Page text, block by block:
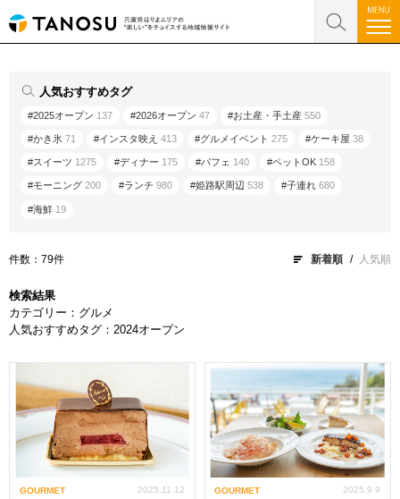
人気おすすめタグ
#2025オープン 137 #2026オープン47 #お土産・手土産550
#かき氷71 #インスタ映え413 #グルメイベント275 #ケーキ屋38
#スイーツ 1275 #ディナー 175 #パフェ 140 #ペットOK 158
#モーニング200 #ランチ980 #姫路駅周辺538 #子連れ680
#海鮮 19
件数：79件 新着順 人気順
検索結果
カテゴリー：グルメ
人気おすすめタグ：2024オープン
GOURMET 2025.11.12 GOURMET 2025.9.9